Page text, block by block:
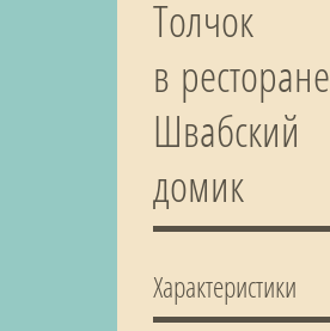
Толчок
в ресторане
Швабский
домик
Характеристики